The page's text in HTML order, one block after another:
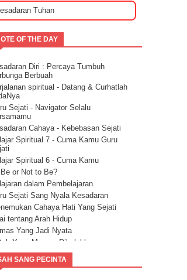
Arti Cinta Sejati Dalam Sebuah
Menenangkan Pikiran Saat Galau
Mengendalikan Emosi Dengan
Energi Negatif
Mengatasi Depresi Menggunakan
Kasih Sayang - Tehnik Double
Tuhan
OF THE DAY
Diri : Percaya Tumbuh
Berbuah
spiritual - Datang & Curhatlah
Sejati - Navigator Selalu
Cahaya - Kebebasan Sejati
Spiritual 7 - Cuma Kamu Guru
Spiritual 6 - Cuma Kamu
or Not to Be?
dalam Pembelajaran.
Sejati Sang Nyala Kesadaran
Cahaya Hati Yang Sejati
tentang Arah Hidup
Yang Jadi Nyata
Yang Merasa Dikalahkan
dan Congorna
semua adalah saluran berkat
SANG PECINTA